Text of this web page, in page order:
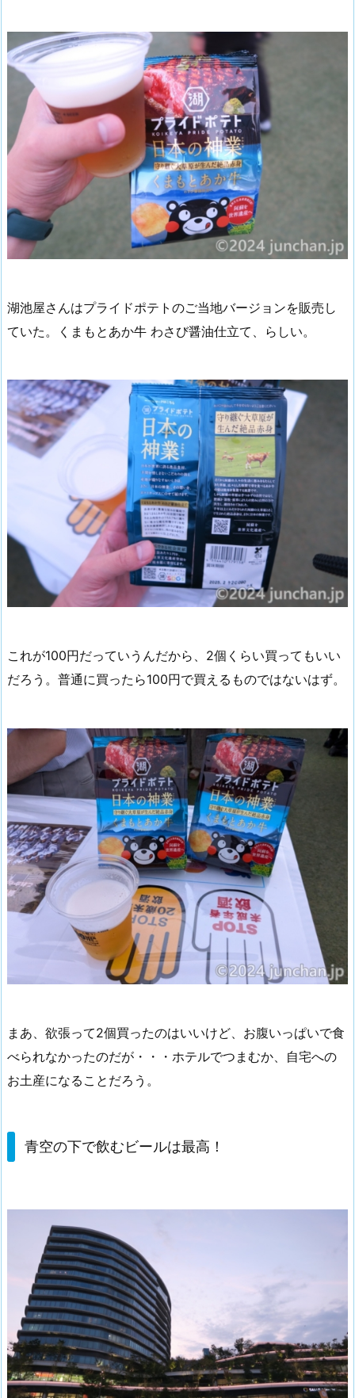
湖池屋さんはプライドポテトのご当地バージョンを販売し
ていた。くまもとあか牛 わさび醤油仕立て、らしい。
これが100円だっていうんだから、2個くらい買ってもいい
だろう。普通に買ったら100円で買えるものではないはず。
まあ、欲張って2個買ったのはいいけど、お腹いっぱいで食
べられなかったのだが・・・ホテルでつまむか、自宅への
お土産になることだろう。
青空の下で飲むビールは最高！